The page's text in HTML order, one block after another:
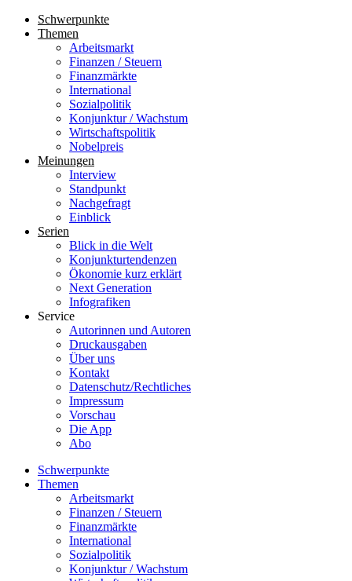
Schwerpunkte
Themen
Arbeitsmarkt
Finanzen / Steuern
Finanzmärkte
International
Sozialpolitik
Konjunktur / Wachstum
Wirtschaftspolitik
Nobelpreis
Meinungen
Interview
Standpunkt
Nachgefragt
Einblick
Serien
Blick in die Welt
Konjunkturtendenzen
Ökonomie kurz erklärt
Next Generation
Infografiken
Service
Autorinnen und Autoren
Druckausgaben
Über uns
Kontakt
Datenschutz/Rechtliches
Impressum
Vorschau
Die App
Abo
Schwerpunkte
Themen
Arbeitsmarkt
Finanzen / Steuern
Finanzmärkte
International
Sozialpolitik
Konjunktur / Wachstum